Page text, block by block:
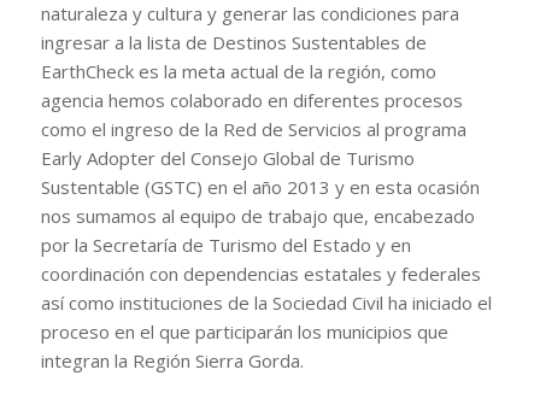
naturaleza y cultura y generar las condiciones para
ingresar a la lista de Destinos Sustentables de
EarthCheck es la meta actual de la región, como
agencia hemos colaborado en diferentes procesos
como el ingreso de la Red de Servicios al programa
Early Adopter del Consejo Global de Turismo
Sustentable (GSTC) en el año 2013 y en esta ocasión
nos sumamos al equipo de trabajo que, encabezado
por la Secretaría de Turismo del Estado y en
coordinación con dependencias estatales y federales
así como instituciones de la Sociedad Civil ha iniciado el
proceso en el que participarán los municipios que
integran la Región Sierra Gorda.